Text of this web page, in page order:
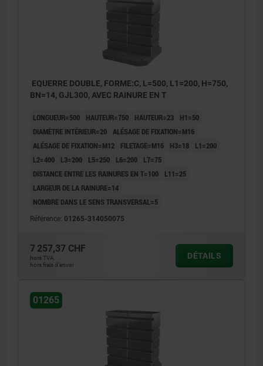
EQUERRE DOUBLE, FORME:C, L=500, L1=200, H=750,
BN=14, GJL300, AVEC RAINURE EN T
LONGUEUR=500 HAUTEUR=750 HAUTEUR=23
H1=50
DIAMÈTRE INTÉRIEUR=20 ALÉSAGE DE FIXATION=M16
ALÉSAGE DE FIXATION=M12
FILETAGE=M16 H3=18
L1=200
L2=400
L3=200 L5=250 L6=200
L7=75
DISTANCE ENTRE LES RAINURES EN T=100
L11=25
LARGEUR DE LA RAINURE=14
NOMBRE DANS LE SENS TRANSVERSAL=5
Référence: 01265-314050075
7 257,37 CHF
hors TVA
hors frais d’envoi
DÉTAILS
01265